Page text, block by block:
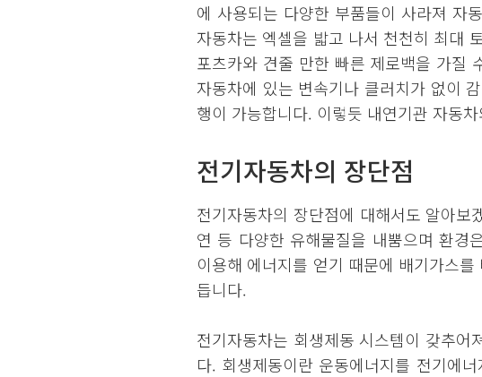
에 사용되는 다양한 부품들이 사라져 자
자동차는 엑셀을 밟고 나서 천천히 최대
포츠카와 견줄 만한 빠른 제로백을 가질
자동차에 있는 변속기나 클러치가 없이
행이 가능합니다. 이렇듯 내연기관 자동
전기자동차의 장단점
전기자동차의 장단점에 대해서도 알아
연 등 다양한 유해물질을 내뿜으며 환경
이용해 에너지를 얻기 때문에 배기가스
듭니다.
전기자동차는 회생제동 시스템이 갖추
다. 회생제동이란 운동에너지를 전기에